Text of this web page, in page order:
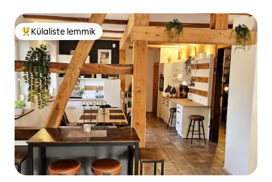
Külaliste suur lemmik
Külaliste lemmik